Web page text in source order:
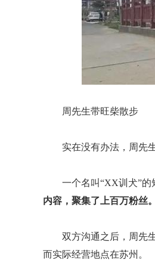
周先生带旺柴散步
实在没有办法，周先
一个名叫“XX训犬”
内容，聚集了上百万粉丝。
双方沟通之后，周先
而实际经营地点在苏州。